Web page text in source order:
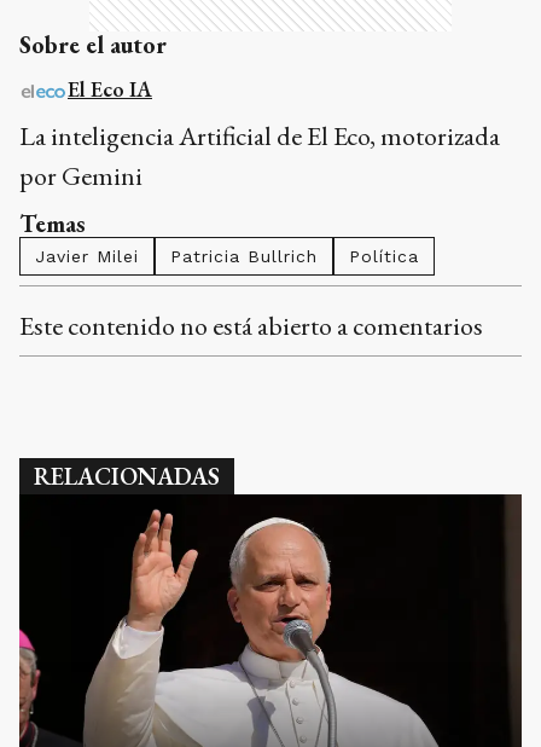
Sobre el autor
El Eco IA
La inteligencia Artificial de El Eco, motorizada
por Gemini
Temas
Javier Milei Patricia Bullrich Política
Este contenido no está abierto a comentarios
RELACIONADAS